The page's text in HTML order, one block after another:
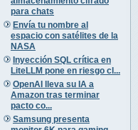
para chats
Envía tu nombre al
espacio con satélites de la
NASA
Inyección SQL crítica en
LiteLLM pone en riesgo cl...
OpenAI lleva su IA a
Amazon tras terminar
pacto co...
Samsung presenta